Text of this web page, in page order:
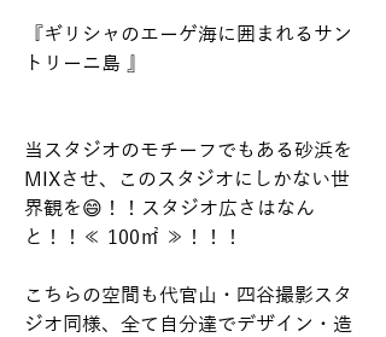
『ギリシャのエーゲ海に囲まれるサン
トリーニ島 』
当スタジオのモチーフでもある砂浜を
MIXさせ、このスタジオにしかない世
界観を😄！！スタジオ広さはなん
と！！≪ 100㎡ ≫！！！
こちらの空間も代官山・四谷撮影スタ
ジオ同様、全て自分達でデザイン・造